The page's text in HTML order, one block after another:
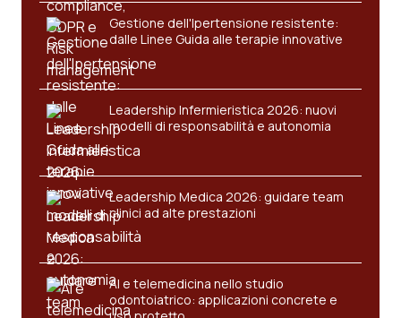
Gestione dell'Ipertensione resistente:
dalle Linee Guida alle terapie innovative
Leadership Infermieristica 2026: nuovi
modelli di responsabilità e autonomia
Leadership Medica 2026: guidare team
clinici ad alte prestazioni
AI e telemedicina nello studio
odontoiatrico: applicazioni concrete e